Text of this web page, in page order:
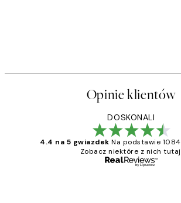
Opinie klientów
DOSKONALI
4.4 na 5 gwiazdek Na podstawie
Zobacz niektóre z nich